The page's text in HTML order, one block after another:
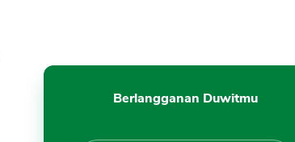
9. Penggunaan Kredit Sesuai
10. Hubungi Customer Service
Berlangganan Duwitmu